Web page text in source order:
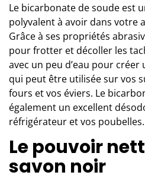
Le bicarbonate de soude est
polyvalent à avoir dans votre
Grâce à ses propriétés
pour frotter et décoller les
avec un peu d’eau pour
qui peut être utilisée sur vos
fours et vos éviers. Le
également un excellent
réfrigérateur et vos poubelles.
Le pouvoir
savon noir